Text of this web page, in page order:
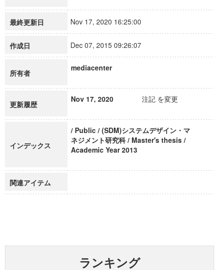
最終更新日 Nov 17, 2020 16:25:00
作成日 Dec 07, 2015 09:26:07
所有者
mediacenter
更新履歴
Nov 17, 2020 注記 を変更
インデックス
/ Public / (SDM)システムデザイン・マ
ネジメント研究科 / Master's thesis /
Academic Year 2013
関連アイテム
ランキング